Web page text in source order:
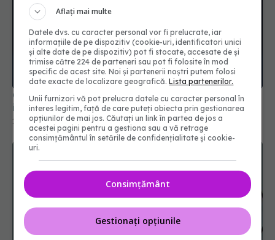
Compusul care salvează ficatul după operațiile
intestinale majore
11 mar 2026, 16:12
Aflați mai multe
Datele dvs. cu caracter personal vor fi prelucrate, iar
informațiile de pe dispozitiv (cookie-uri, identificatori unici
și alte date de pe dispozitiv) pot fi stocate, accesate de și
trimise către 224 de parteneri sau pot fi folosite în mod
specific de acest site. Noi și partenerii noștri putem folosi
date exacte de localizare geografică.Lista partenerilor.
Unii furnizori vă pot prelucra datele cu caracter personal în
interes legitim, față de care puteți obiecta prin gestionarea
opțiunilor de mai jos. Căutați un link în partea de jos a
acestei pagini pentru a gestiona sau a vă retrage
consimțământul în setările de confidențialitate și cookie-
uri.
Consimțământ
Gestionați opțiunile